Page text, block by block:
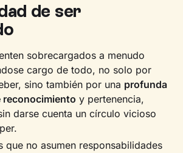
de ser
sobrecargados a menudo
cargo de todo, no solo por
sino también por una profunda
reconocimiento y pertenencia,
darse cuenta un círculo vicioso
que no asumen responsabilidades